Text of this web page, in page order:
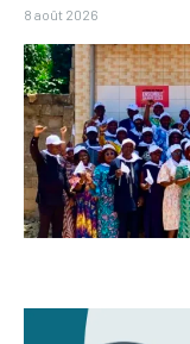
8 août 2026